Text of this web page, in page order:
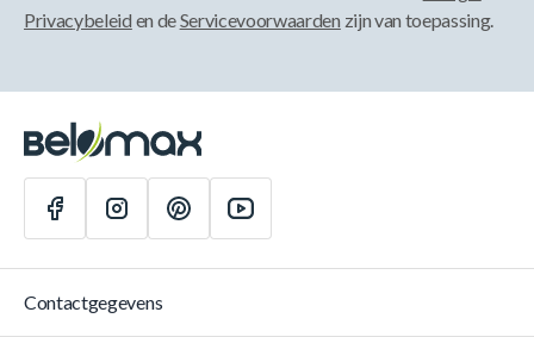
Privacybeleid en deServicevoorwaarden zijn van toepassing.
Contactgegevens